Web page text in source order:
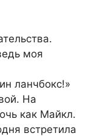
моя
ланчбокс!»
На
как Майкл.
встретила